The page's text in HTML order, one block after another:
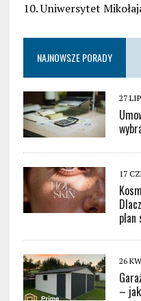
10. Uniwersytet
NAJNOWSZE PORADY
27
17
plan
26
–